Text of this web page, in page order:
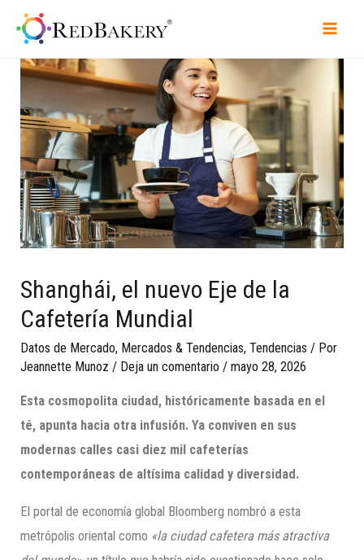
Shanghái, el nuevo Eje de la
Cafetería Mundial
Datos de Mercado, Mercados & Tendencias,Tendencias / Por
Jeannette Munoz / Deja un comentario /mayo 28, 2026
Esta cosmopolita ciudad, históricamente basada en el
té, apunta hacia otra infusión. Ya conviven en sus
modernas calles casi diez mil cafeterías
contemporáneas de altísima calidad y diversidad.
El portal de economía global Bloomberg nombró a esta
metrópolis oriental como «la ciudad cafetera más atractiva